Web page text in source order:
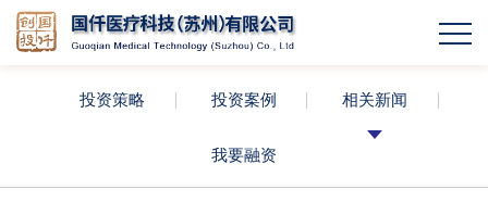
投资策略 投资案例 相关新闻
我要融资